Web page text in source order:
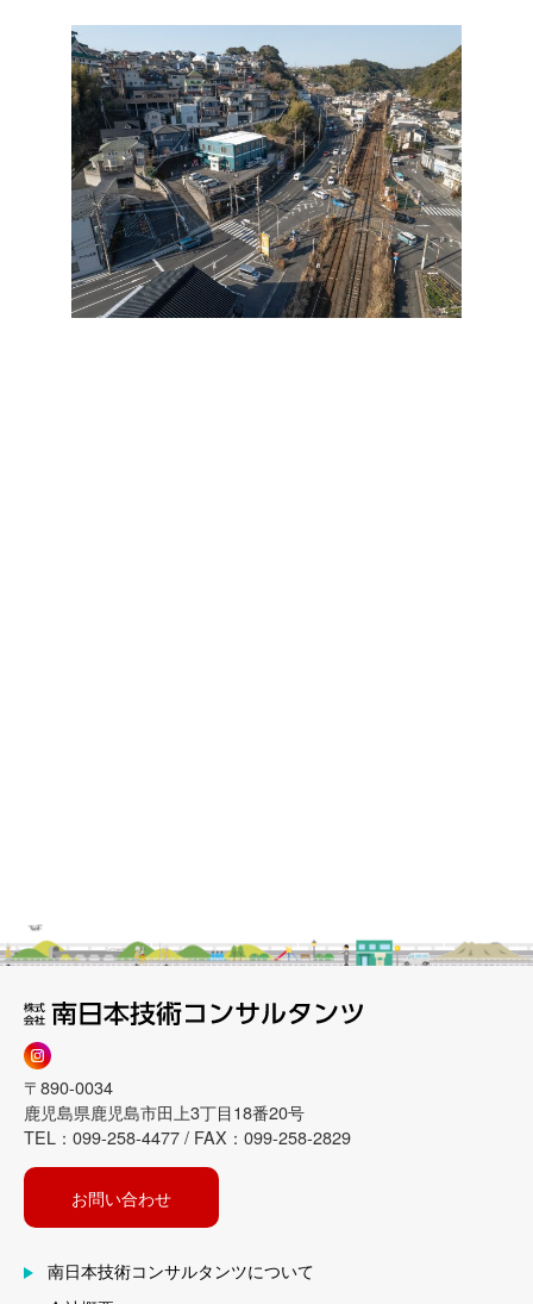
〒890-0034
鹿児島県鹿児島市田上3丁目18番20号
TEL：099-258-4477 / FAX：099-258-2829
お問い合わせ
南日本技術コンサルタンツについて